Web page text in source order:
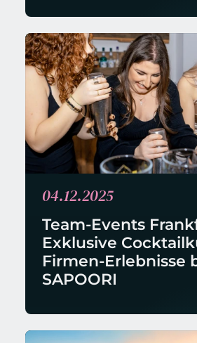
04.12.2025
Team-Events
Exklusive
Firmen-Erlebnisse
SAPOORI